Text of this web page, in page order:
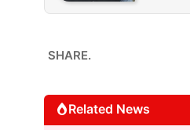
SHARE.
Related News